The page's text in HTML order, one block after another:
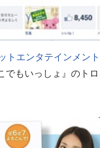
トエンタテインメント
でもいっしょ』の